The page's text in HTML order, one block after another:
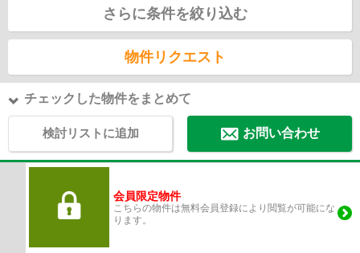
さらに条件を絞り込む
物件リクエスト
チェックした物件をまとめて
検討リストに追加 お問い合わせ
会員限定物件
こちらの物件は無料会員登録により閲覧が可能にな
ります。